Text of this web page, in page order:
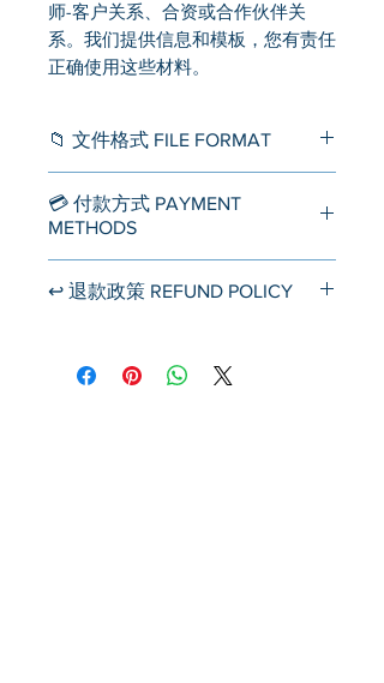
师-客户关系、合资或合作伙伴关
系。我们提供信息和模板，您有责任
正确使用这些材料。
📁 文件格式 FILE FORMAT
💳 付款方式 PAYMENT
METHODS
接受所有主要信用卡公司的信用卡
UnionPay、JCB、Diners、Cartes
↩️ 退款政策 REFUND POLICY